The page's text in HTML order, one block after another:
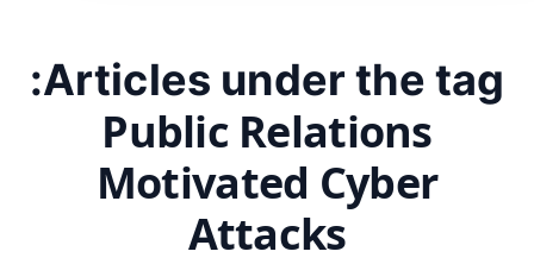
Articles under the tag:
Public Relations
Motivated Cyber
Attacks